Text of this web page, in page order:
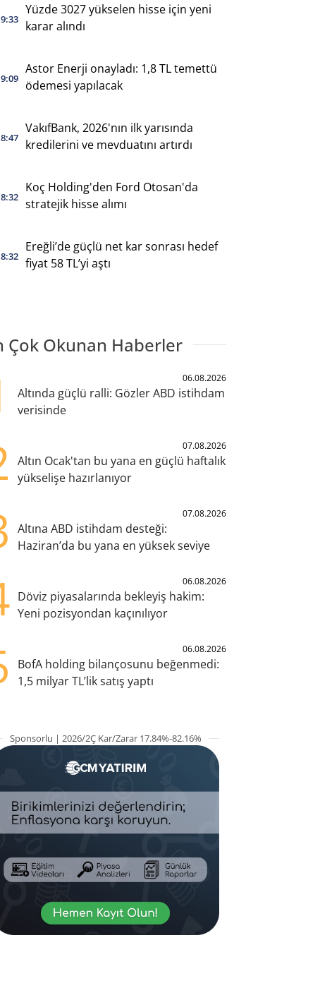
Yüzde 3027 yükselen hisse için yeni
karar alındı
Astor Enerji onayladı: 1,8 TL temettü
ödemesi yapılacak
VakıfBank, 2026'nın ilk yarısında
kredilerini ve mevduatını artırdı
Koç Holding'den Ford Otosan'da
stratejik hisse alımı
Ereğli’de güçlü net kar sonrası hedef
fiyat 58 TL’yi aştı
Çok Okunan Haberler
06.08.2026
Altında güçlü ralli: Gözler ABD istihdam
verisinde
07.08.2026
Altın Ocak'tan bu yana en güçlü haftalık
yükselişe hazırlanıyor
07.08.2026
Altına ABD istihdam desteği:
Haziran’da bu yana en yüksek seviye
06.08.2026
Döviz piyasalarında bekleyiş hakim:
Yeni pozisyondan kaçınılıyor
06.08.2026
BofA holding bilançosunu beğenmedi:
1,5 milyar TL’lik satış yaptı
Sponsorlu | 2026/2Ç Kar/Zarar 17.84%-82.16%